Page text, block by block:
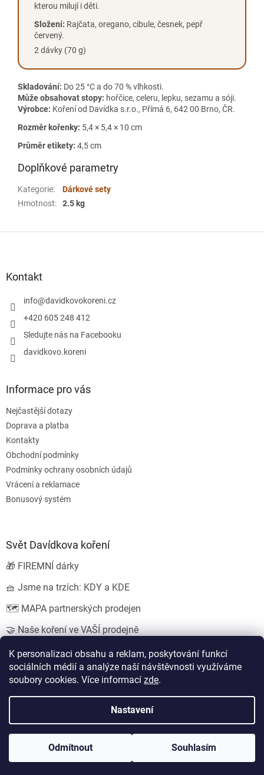
K personalizaci obsahu a reklam, poskytování funkcí
sociálních médií a analýze naší návštěvnosti využíváme
soubory cookies. Více informací zde.
Nastavení
Odmítnout Souhlasím
kterou milují i děti.
Složení: Rajčata, oregano, cibule, česnek, pepř
červený.
2 dávky (70 g)
Skladování: Do 25 °C a do 70 % vlhkosti.
Může obsahovat stopy: hořčice, celeru, lepku, sezamu a sóji.
Výrobce: Koření od Davídka s.r.o., Přímá 6, 642 00 Brno, ČR.
Rozměr kořenky: 5,4 × 5,4 × 10 cm
Průměr etikety: 4,5 cm
Doplňkové parametry
Kategorie:
Dárkové sety
Hmotnost: 2.5 kg
Kontakt
info@davidkovokoreni.cz
+420 605 248 412
Sledujte nás na Facebooku
davidkovo.koreni
Informace pro vás
Nejčastější dotazy
Doprava a platba
Kontakty
Obchodní podmínky
Podmínky ochrany osobních údajů
Vrácení a reklamace
Bonusový systém
Svět Davídkova koření
🎁 FIREMNÍ dárky
🧺 Jsme na trzích: KDY a KDE
🗺️ MAPA partnerských prodejen
🤝 Naše koření ve VAŠÍ prodejně
💍 SVATEBNÍ dárky
Koření od Davídka s.r.o.
vyhrazena.
Upravit nastavení cookies